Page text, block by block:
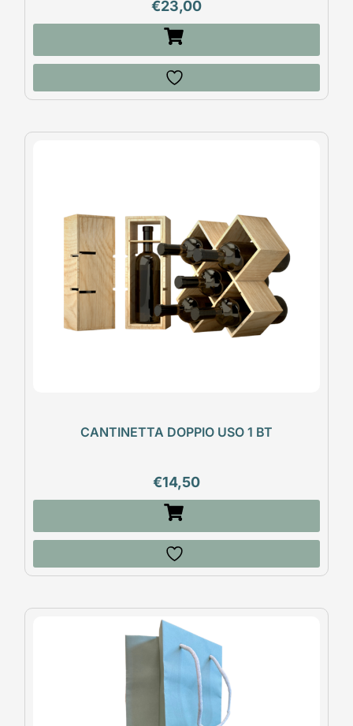
€23,00
CANTINETTA DOPPIO USO 1 BT
€14,50